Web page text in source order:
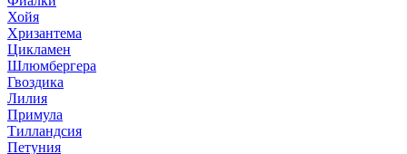
Хойя
Хризантема
Цикламен
Шлюмбергера
Гвоздика
Лилия
Примула
Тилландсия
Петуния